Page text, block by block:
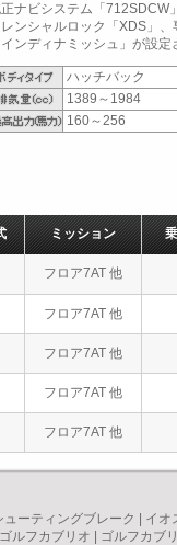
ナビシステム「712SDCW
レンシャルロック「XDS」
ンディナミッシュ」が設定
ハッチバック
1389～1984
160～256
ミッション
フロア7AT 他
フロア7AT 他
フロア7AT 他
フロア7AT 他
フロア7AT 他
ューティングブレーク イオ
ゴルフカブリオ ゴルフカブ